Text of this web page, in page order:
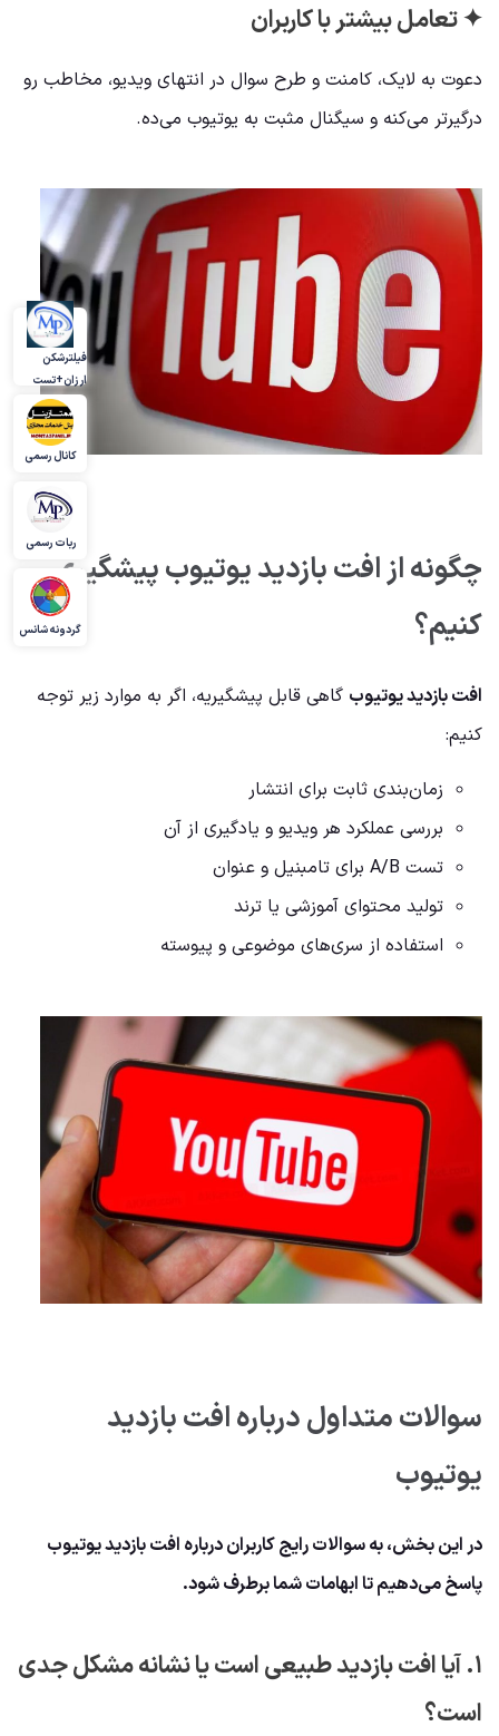
✦ تعامل بیشتر با کاربران
دعوت به لایک، کامنت و طرح سوال در انتهای ویدیو، مخاطب رو
درگیرتر می‌کنه و سیگنال مثبت به یوتیوب می‌ده.
چگونه از افت بازدید یوتیوب پیشگیری
کنیم؟
افت بازدید یوتیوب گاهی قابل پیشگیریه، اگر به موارد زیر توجه
کنیم:
زمان‌بندی ثابت برای انتشار
بررسی عملکرد هر ویدیو و یادگیری از آن
تست A/B برای تامبنیل و عنوان
تولید محتوای آموزشی یا ترند
استفاده از سری‌های موضوعی و پیوسته
سوالات متداول درباره افت بازدید
یوتیوب
در این بخش، به سوالات رایج کاربران درباره افت بازدید یوتیوب
پاسخ می‌دهیم تا ابهامات شما برطرف شود.
۱. آیا افت بازدید طبیعی است یا نشانه مشکل جدی
است؟
فیلترشکن
ارزان+تست
کانال رسمی
ربات رسمی
گردونه شانس